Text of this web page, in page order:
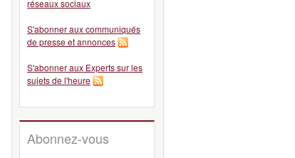
réseaux sociaux
S'abonner aux communiqués
de presse et annonces
S'abonner aux Experts sur les
sujets de l'heure
Abonnez-vous